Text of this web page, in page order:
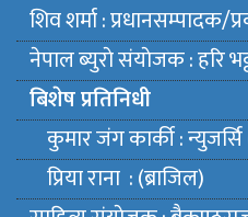
शिव शर्मा : प्रधानसम्पादक/
नेपाल ब्युराे संयाेजक : हरि
बिशेष प्रतिनिधी
कुमार जंग कार्की :
प्रिया राना : (ब्राजिल)